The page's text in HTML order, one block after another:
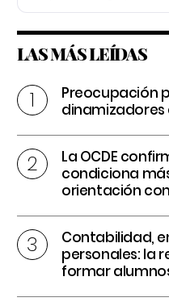
LAS MÁS LEÍDAS
Preocupación
dinamizadores
La OCDE
condiciona
orientación
Contabilidad,
personales: la
formar